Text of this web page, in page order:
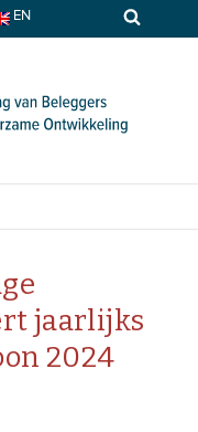
EN
jaarlijks
2024